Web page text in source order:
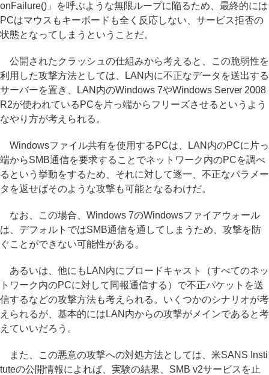
onFailure()」を呼ぶような無限ループに陥るため、最終的には
PCはマウスもキーボードも全く反応しない、サービス拒否の
状態となってしまうということだ。
公開されたクラッシュの仕組みから考えると、この脆弱性を
利用した攻撃方法としては、LAN内に不正なデータを送出する
サーバーを置き、LAN内のWindows 7やWindows Server 2008
R2が使われているPCを片っ端からフリーズさせるというよう
なやり方が考えられる。
Windowsファイル共有を使用するPCは、LAN内のPCに片っ
端からSMB通信を要求することでネットワーク内のPCを調べ
るという挙動をするため、それに対して逐一、不正なパラメー
タを返せばそのような攻撃も可能となるわけだ。
なお、この場合、Windows 7のWindowsファイアウォール
は、デフォルトではSMB通信を通してしまうため、攻撃を防
ぐことができない可能性がある。
あるいは、他にもLAN内にブロードキャスト（すべてのネッ
トワーク内のPCに対して同報通信する）で不正パケットを送
信するなどの攻撃方法も考えられる。いくつかのシナリオが考
えられるが、基本的にはLAN内からの攻撃がメインであると考
えていいだろう。
また、この悪意の攻撃への対処方法としては、米SANS Insti
tuteの公開情報によれば、実験の結果、SMB v2サービスを止